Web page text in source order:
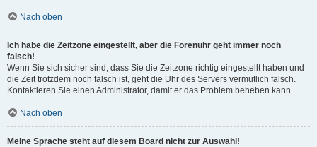
Nach oben
Ich habe die Zeitzone eingestellt, aber die Forenuhr geht immer noch
falsch!
Wenn Sie sich sicher sind, dass Sie die Zeitzone richtig eingestellt haben und
die Zeit trotzdem noch falsch ist, geht die Uhr des Servers vermutlich falsch.
Kontaktieren Sie einen Administrator, damit er das Problem beheben kann.
Nach oben
Meine Sprache steht auf diesem Board nicht zur Auswahl!